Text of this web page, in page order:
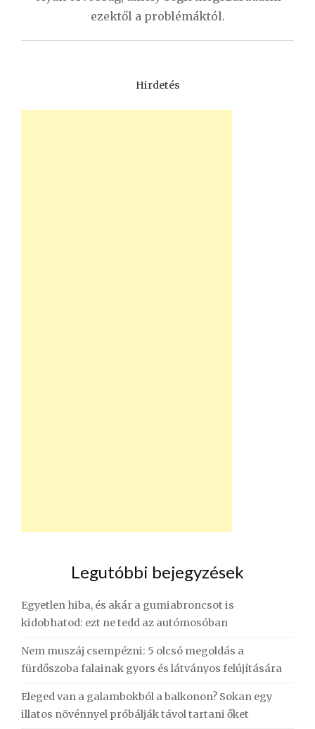
ezektől a problémáktól.
Hirdetés
Legutóbbi bejegyzések
Egyetlen hiba, és akár a gumiabroncsot is
kidobhatod: ezt ne tedd az autómosóban
Nem muszáj csempézni: 5 olcsó megoldás a
fürdőszoba falainak gyors és látványos felújítására
Eleged van a galambokból a balkonon? Sokan egy
illatos növénnyel próbálják távol tartani őket